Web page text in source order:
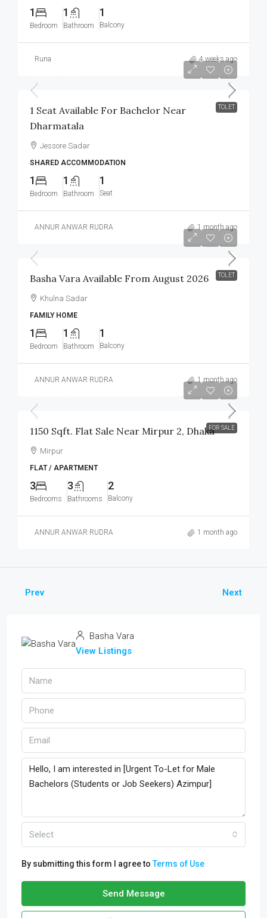
1
Bedroom
1
Bathroom
1
Balcony
Runa 4 weeks ago
TOLET
1 Seat Available For Bachelor Near
Dharmatala
Jessore Sadar
SHARED ACCOMMODATION
1
Bedroom
1
Bathroom
1
Seat
ANNUR ANWAR RUDRA 1 month ago
TOLET
Basha Vara Available From August 2026
Khulna Sadar
FAMILY HOME
1
Bedroom
1
Bathroom
1
Balcony
ANNUR ANWAR RUDRA 1 month ago
FOR SALE
1150 Sqft. Flat Sale Near Mirpur 2, Dhaka
Mirpur
FLAT / APARTMENT
3
Bedrooms
3
Bathrooms
2
Balcony
ANNUR ANWAR RUDRA 1 month ago
Prev Next
Basha Vara
View Listings
Select
By submitting this form I agree toTerms of Use
Send Message